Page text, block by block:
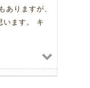
ありますが、
います。 キ